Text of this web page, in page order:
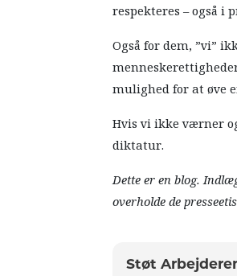
respekteres – også i
Også for dem, ”vi”
mulighed for at øve
Hvis vi ikke værner
diktatur.
Dette er en blog.
overholde de
Støt